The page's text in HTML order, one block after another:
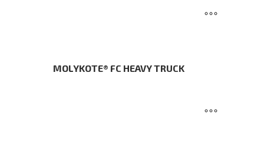
MOLYKOTE® FC HEAVY TRUCK